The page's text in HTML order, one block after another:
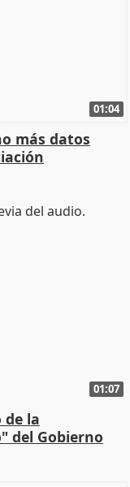
01:04
más datos
01:07
la
del Gobierno